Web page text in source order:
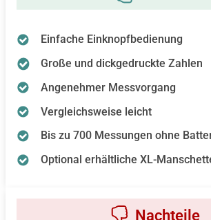
Einfache Einknopfbedienung
Große und dickgedruckte Zahlen
Angenehmer Messvorgang
Vergleichsweise leicht
Bis zu 700 Messungen ohne
Optional erhältliche XL-